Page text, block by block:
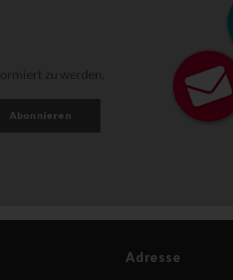
zu werden.
Abonnieren
Adresse